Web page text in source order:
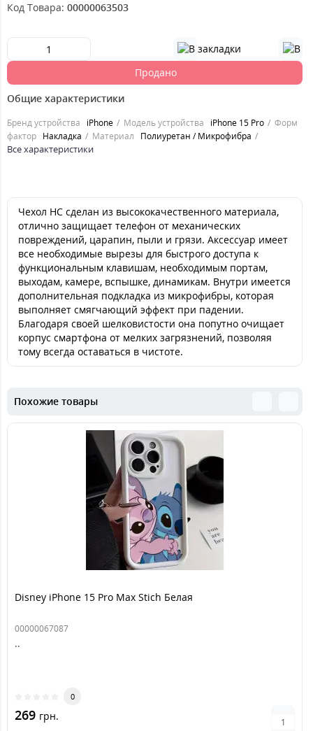
Код Товара: 00000063503
Продано
Общие характеристики
Бренд устройства iPhone Модель устройства iPhone 15 Pro
Форм
фактор Накладка Материал Полиуретан / Микрофибра
Все характеристики
Чехол HC сделан из высококачественного материала,
отлично защищает телефон от механических
повреждений, царапин, пыли и грязи. Аксессуар имеет
все необходимые вырезы для быстрого доступа к
функциональным клавишам, необходимым портам,
выходам, камере, вспышке, динамикам. Внутри имеется
дополнительная подкладка из микрофибры, которая
выполняет смягчающий эффект при падении.
Благодаря своей шелковистости она попутно очищает
корпус смартфона от мелких загрязнений, позволяя
тому всегда оставаться в чистоте.
Похожие товары
Disney iPhone 15 Pro Max Stich Белая
00000067087
..
0
269 грн.